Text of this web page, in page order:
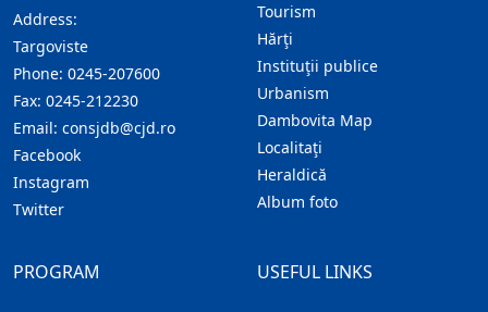
Address:
Targoviste
Phone: 0245-207600
Fax: 0245-212230
Email: consjdb@cjd.ro
Facebook
Instagram
Twitter
Tourism
Hărţi
Instituţii publice
Urbanism
Dambovita Map
Localitaţi
Heraldică
Album foto
USEFUL LINKS
PROGRAM